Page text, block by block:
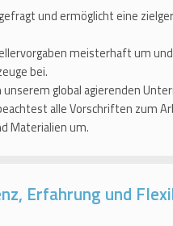
und ermöglicht eine
meisterhaft um
bei.
global agierenden
alle Vorschriften zum
Materialien um.
Erfahrung und